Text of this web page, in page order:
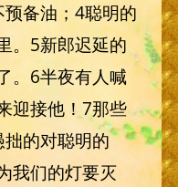
备油；4聪明的
。5新郎迟延的
。6半夜有人喊
迎接他！7那些
的对聪明的
我们的灯要灭